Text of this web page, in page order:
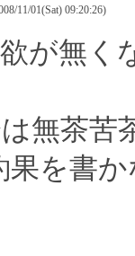
11/01(Sat) 09:20:26)
が無く
無茶苦
果を書